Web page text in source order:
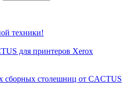
техники!
для принтеров Xerox
сборных столешниц от CACTUS